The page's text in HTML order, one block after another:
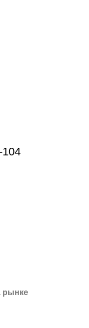
рынке